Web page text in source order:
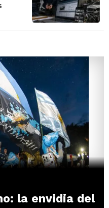
la envidia del